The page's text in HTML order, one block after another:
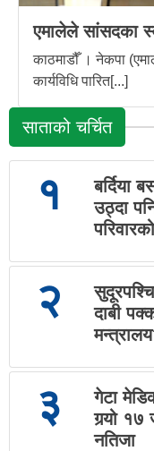
एमालेले सांसदका
काठमाडौँ । नेकपा
कार्यविधि पारित[...]
साताको चर्चित
१
बर्दिया
उठ्दा
२
दाबी
३
गेटा
गर्‍यो १७
नतिजा